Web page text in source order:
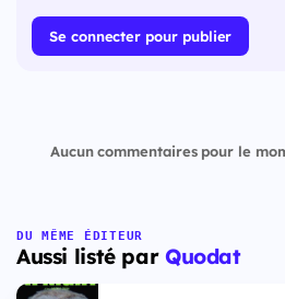
Se connecter pour publier
Aucun commentaires pour le
DU MÊME ÉDITEUR
Aussi listé par Quodat